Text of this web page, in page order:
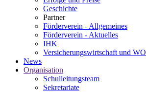
Geschichte
Partner
Förderverein - Allgemeines
Förderverein - Aktuelles
IHK
Versicherungswirtschaft und WO
News
Organisation
Schulleitungsteam
Sekretariate